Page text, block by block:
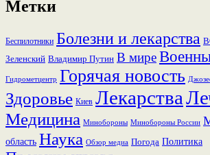
Метки
Беспилотники Болезни и лекарства
Зеленский Владимир Путин В мире
Гидрометцентр Горячая новость
Здоровье Киев Лекарства
Медицина Минобороны Минобороны России
область Наука Обзор медиа Погода Политика